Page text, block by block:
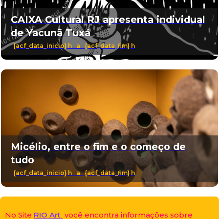
CAIXA Cultural RJ apresenta individual
de Yacunã Tuxá
{acf_data_inicio} h a {acf_data_fim} h
Micélio, entre o fim e o começo de
tudo
{acf_data_inicio} h a {acf_data_fim} h
No Site RIO Art você encontra informações sobre